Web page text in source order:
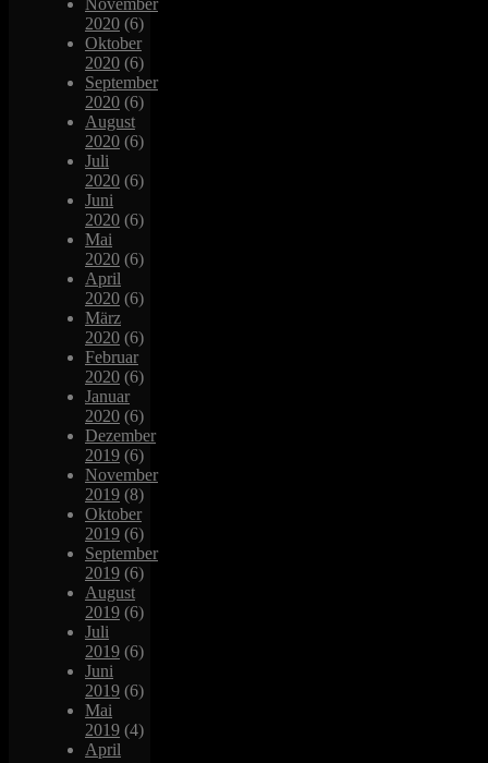
2020 (6)
Oktober
2020 (6)
September
2020 (6)
August
2020 (6)
Juli
2020 (6)
Juni
2020 (6)
Mai
2020 (6)
April
2020 (6)
März
2020 (6)
Februar
2020 (6)
Januar
2020 (6)
Dezember
2019 (6)
November
2019 (8)
Oktober
2019 (6)
September
2019 (6)
August
2019 (6)
Juli
2019 (6)
Juni
2019 (6)
Mai
2019 (4)
April